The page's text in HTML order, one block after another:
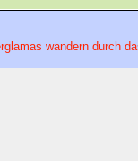
wandern durch